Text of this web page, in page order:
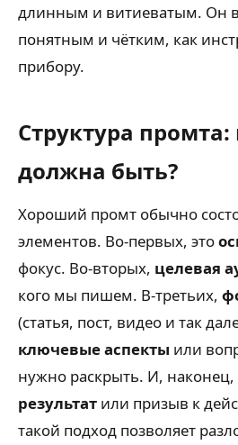
длинным и витиеватым. Он
понятным и чётким, как
прибору.
Структура
должна быть?
Хороший промт обычно
элементов. Во-первых, это
фокус. Во-вторых, целевая
кого мы пишем. В-третьих,
(статья, пост, видео и так
ключевые аспекты или
нужно раскрыть. И, наконец,
результат или призыв к
такой подход позволяет